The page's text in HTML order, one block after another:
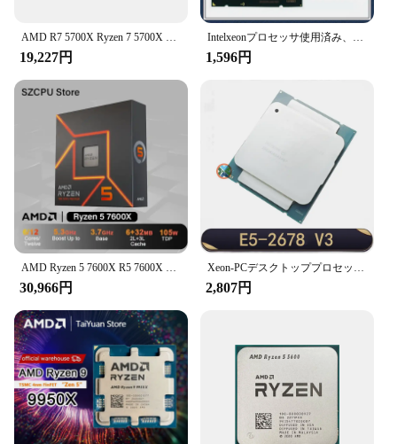
The 6723DWマキタTP00000099 CPU is not just a
piece of hardware; it's a tool that adapts to your
needs. It comes with all the necessary components
for immediate use, making it a valuable addition to
your tech arsenal. Whether you're a vendor,
supplier, or an individual looking to upgrade their
computing capabilities, this CPU is an excellent
choice. Its user-friendly design ensures that anyone
can set it up and start using it right away, making it
an indispensable asset for both novices and
professionals alike.
19,227円 1,596円
30,966円 2,807円